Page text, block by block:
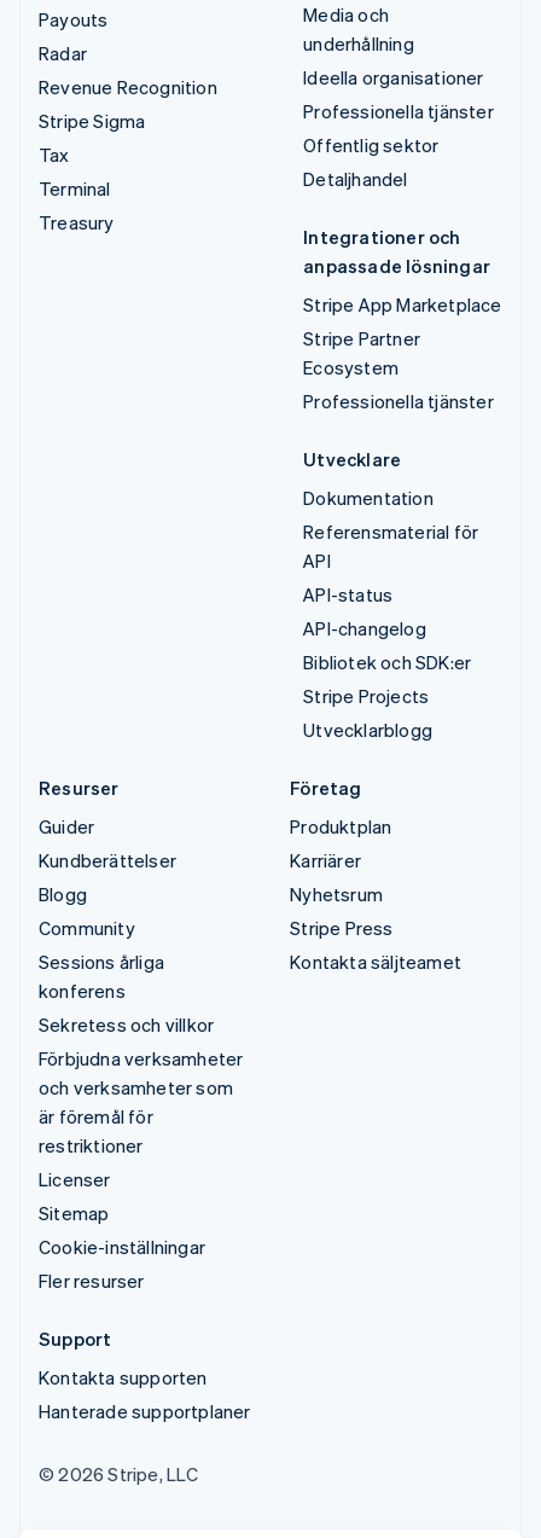
Payouts
Radar
Revenue Recognition
Stripe Sigma
Tax
Terminal
Treasury
Media och
underhållning
Ideella organisationer
Professionella tjänster
Offentlig sektor
Detaljhandel
Integrationer och
anpassade lösningar
Stripe App Marketplace
Stripe Partner
Ecosystem
Professionella tjänster
Utvecklare
Dokumentation
Referensmaterial för
API
API-status
API-changelog
Bibliotek och SDK:er
Stripe Projects
Utvecklarblogg
Resurser
Guider
Kundberättelser
Blogg
Community
Sessions årliga
konferens
Sekretess och villkor
Förbjudna verksamheter
och verksamheter som
är föremål för
restriktioner
Licenser
Sitemap
Cookie-inställningar
Fler resurser
Företag
Produktplan
Karriärer
Nyhetsrum
Stripe Press
Kontakta säljteamet
Support
Kontakta supporten
Hanterade supportplaner
© 2026 Stripe, LLC